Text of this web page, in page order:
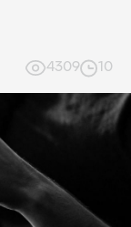
4309 10